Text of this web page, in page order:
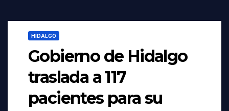
HIDALGO
Gobierno de Hidalgo
traslada a 117
pacientes para su